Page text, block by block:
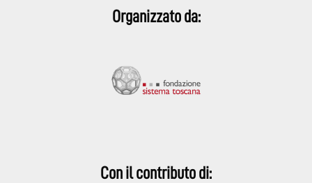
Organizzato da:
Con il contributo di: